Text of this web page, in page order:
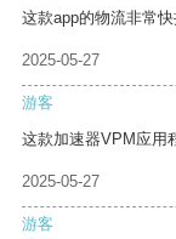
这款app的物流非常
2025-05-27
游客
这款加速器VPM应用
2025-05-27
游客